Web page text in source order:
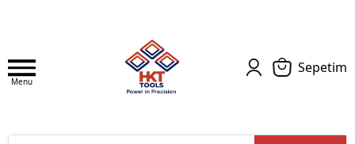
Menu
Sepetim